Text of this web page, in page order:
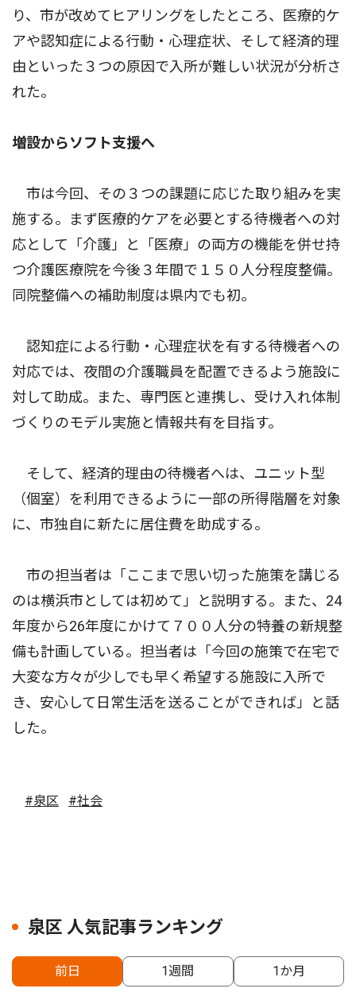
り、市が改めてヒアリングをしたところ、医療的ケ
アや認知症による行動・心理症状、そして経済的理
由といった３つの原因で入所が難しい状況が分析さ
れた。
増設からソフト支援へ
市は今回、その３つの課題に応じた取り組みを実
施する。まず医療的ケアを必要とする待機者への対
応として「介護」と「医療」の両方の機能を併せ持
つ介護医療院を今後３年間で１５０人分程度整備。
同院整備への補助制度は県内でも初。
認知症による行動・心理症状を有する待機者への
対応では、夜間の介護職員を配置できるよう施設に
対して助成。また、専門医と連携し、受け入れ体制
づくりのモデル実施と情報共有を目指す。
そして、経済的理由の待機者へは、ユニット型
（個室）を利用できるように一部の所得階層を対象
に、市独自に新たに居住費を助成する。
市の担当者は「ここまで思い切った施策を講じる
のは横浜市としては初めて」と説明する。また、24
年度から26年度にかけて７００人分の特養の新規整
備も計画している。担当者は「今回の施策で在宅で
大変な方々が少しでも早く希望する施設に入所で
き、安心して日常生活を送ることができれば」と話
した。
#泉区 #社会
泉区 人気記事ランキング
前日 1週間 1か月